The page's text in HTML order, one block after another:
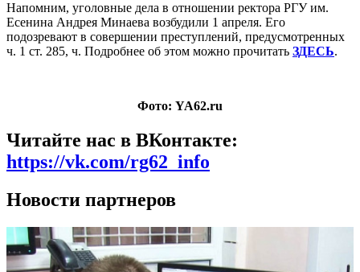
Напомним, уголовные дела в отношении ректора РГУ им.
Есенина Андрея Минаева возбудили 1 апреля. Его
подозревают в совершении преступлений, предусмотренных
ч. 1 ст. 285, ч. Подробнее об этом можно прочитать ЗДЕСЬ.
Фото: YA62.ru
Читайте нас в ВКонтакте:
https://vk.com/rg62_info
Новости партнеров